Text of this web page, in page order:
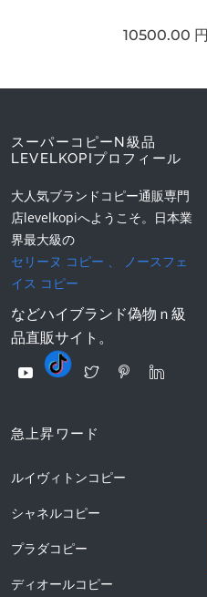
10500.00 円
スーパーコピーN級品
LEVELKOPIプロフィール
大人気ブランドコピー通販専門
店levelkopiへようこそ。日本業
界最大級の
セリーヌ コピー 、
ノースフェ
イス コピー
などハイブランド偽物ｎ級
品直販サイト。
急上昇ワード
ルイヴィトンコピー
シャネルコピー
プラダコピー
ディオールコピー